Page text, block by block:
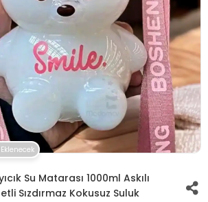
Su Matarası 1000ml Askılı
Sızdırmaz Kokusuz Suluk